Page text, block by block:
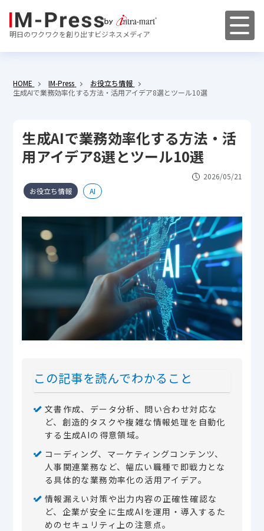
明日のワクワクを創り出すビジネスメディア
HOME IM-Press
お役立ち情報
生成AIで業務効率化する方法・活用アイデア8選とツール10選
生成AIで業務効率化する方法・活
用アイデア8選とツール10選
2026/05/21
お役立ち情報
AI
この記事を読んでわかること
文書作成、データ分析、問い合わせ対応な
ど、創造的タスクや複雑な情報処理を自動化
する生成AIの得意領域。
コーディング、マーケティングコンテンツ、
人事関連業務など、幅広い職種で即戦力とな
る具体的な業務効率化の活用アイデア。
情報漏えい対策や出力内容の正確性確認な
ど、企業が安全に生成AIを運用・導入するた
めのセキュリティ上の注意点。